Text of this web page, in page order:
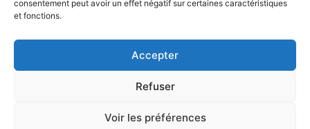
consentement peut avoir un effet négatif sur certaines caractéristiques
et fonctions.
Accepter
Refuser
Voir les préférences
4 avril 2024